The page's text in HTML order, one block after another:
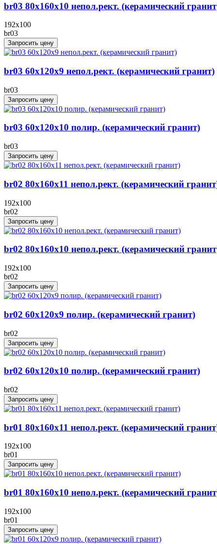
br03 80x160x10 непол.рект. (керамический
192x100
br03
Запросить цену
br03 60x120x9 непол.рект. (керамический гранит)
br03
Запросить цену
br03 60x120x10 полир. (керамический гранит)
br03
Запросить цену
br02 80x160x11 непол.рект. (керамический
192x100
br02
Запросить цену
br02 80x160x10 непол.рект. (керамический
192x100
br02
Запросить цену
br02 60x120x9 полир. (керамический гранит)
br02
Запросить цену
br02 60x120x10 полир. (керамический гранит)
br02
Запросить цену
br01 80x160x11 непол.рект. (керамический
192x100
br01
Запросить цену
br01 80x160x10 непол.рект. (керамический
192x100
br01
Запросить цену